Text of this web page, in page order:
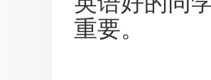
重要。